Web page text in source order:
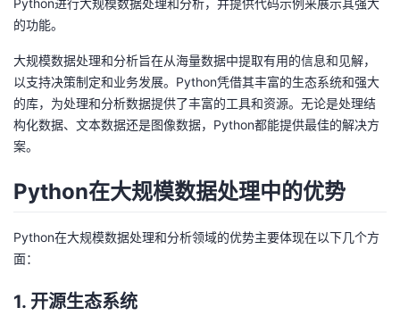
的
客
我
论
坛
的
圈
我
的
我
注
的
开
我
的
我
Python进行大规模数据处理和分析，并提供代码示例来展示其强大
的功能。
大规模数据处理和分析旨在从海量数据中提取有用的信息和见解，
以支持决策制定和业务发展。Python凭借其丰富的生态系统和强大
的库，为处理和分析数据提供了丰富的工具和资源。无论是处理结
构化数据、文本数据还是图像数据，Python都能提供最佳的解决方
案。
Python在大规模数据处理中的优势
Python在大规模数据处理和分析领域的优势主要体现在以下几个方
面：
1. 开源生态系统